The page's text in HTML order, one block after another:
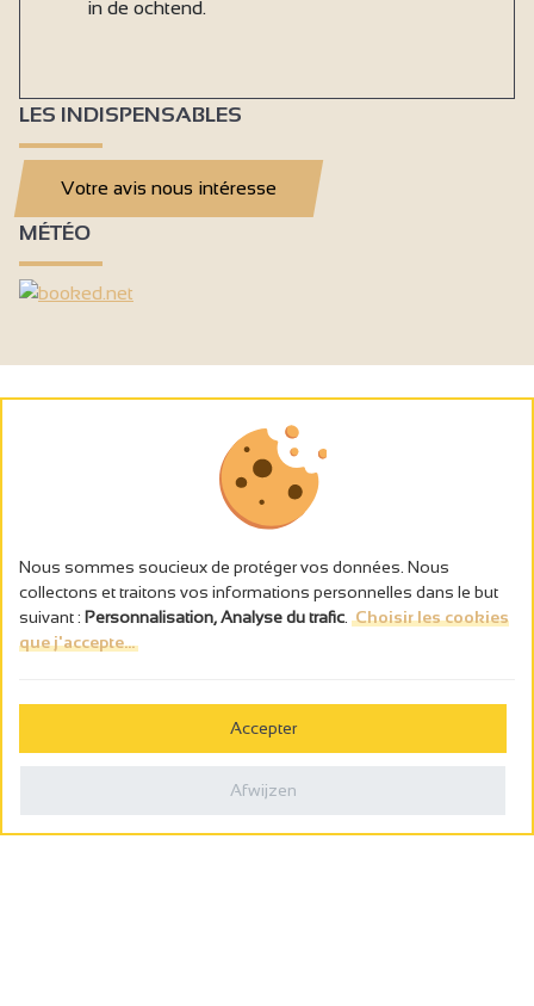
in de ochtend.
LES INDISPENSABLES
Votre avis nous intéresse
MÉTÉO
L’abus d’alcool est dangereux pour la santé, à consommer avec
Politique de confidentialité
Nous sommes soucieux de protéger vos données. Nous
collectons et traitons vos informations personnelles dans le but
suivant : Personnalisation, Analyse du trafic Choisir les cookies
que j'accepte...
Accepter
Afwijzen